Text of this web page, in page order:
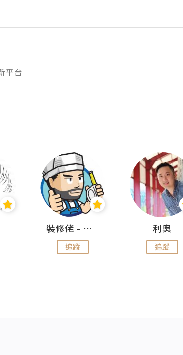
平台
裝修佬 - 香港一站式網上裝修平台
追蹤
利奧
追蹤